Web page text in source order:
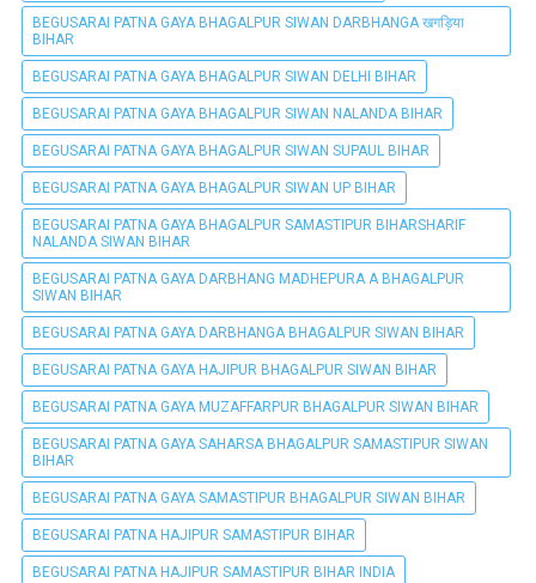
BEGUSARAI PATNA GAYA BHAGALPUR SIWAN DARBHANGA खगड़िया
BIHAR
BEGUSARAI PATNA GAYA BHAGALPUR SIWAN DELHI BIHAR
BEGUSARAI PATNA GAYA BHAGALPUR SIWAN NALANDA BIHAR
BEGUSARAI PATNA GAYA BHAGALPUR SIWAN SUPAUL BIHAR
BEGUSARAI PATNA GAYA BHAGALPUR SIWAN UP BIHAR
BEGUSARAI PATNA GAYA BHAGALPUR SAMASTIPUR BIHARSHARIF
NALANDA SIWAN BIHAR
BEGUSARAI PATNA GAYA DARBHANG MADHEPURA A BHAGALPUR
SIWAN BIHAR
BEGUSARAI PATNA GAYA DARBHANGA BHAGALPUR SIWAN BIHAR
BEGUSARAI PATNA GAYA HAJIPUR BHAGALPUR SIWAN BIHAR
BEGUSARAI PATNA GAYA MUZAFFARPUR BHAGALPUR SIWAN BIHAR
BEGUSARAI PATNA GAYA SAHARSA BHAGALPUR SAMASTIPUR SIWAN
BIHAR
BEGUSARAI PATNA GAYA SAMASTIPUR BHAGALPUR SIWAN BIHAR
BEGUSARAI PATNA HAJIPUR SAMASTIPUR BIHAR
BEGUSARAI PATNA HAJIPUR SAMASTIPUR BIHAR INDIA